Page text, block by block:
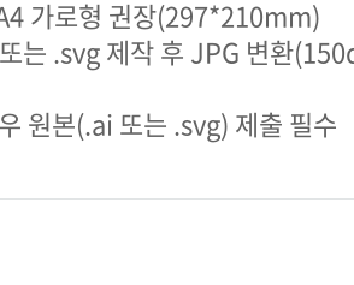
가로형 권장(297*210mm)
는 .svg 제작 후 JPG 변환
원본(.ai 또는 .svg) 제출 필수